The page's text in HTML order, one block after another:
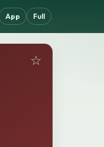
App Full
☆